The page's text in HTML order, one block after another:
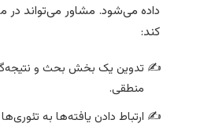
داده می‌شود. مشاور می‌تواند در
کند:
تدوین یک بخش بحث و
منطقی.
ارتباط دادن یافته‌ها به